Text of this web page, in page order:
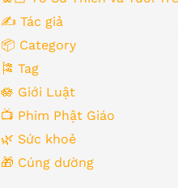
✍️ Tác giả
📦 Category
🎏 Tag
🪷 Giới Luật
📺 Phim Phật Giáo
🌿️ Sức khoẻ
🎁️ Cúng dường